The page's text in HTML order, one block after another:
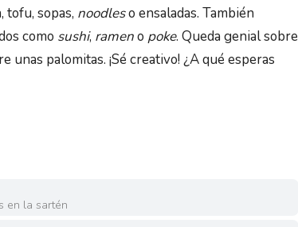
tofu, sopas, noodleso ensaladas. También
como sushi, rameno poke. Queda genial sobre
unas palomitas. ¡Sé creativo! ¿A qué esperas
en la sartén